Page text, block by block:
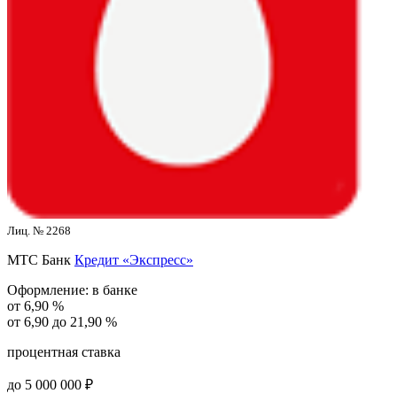
Лиц. № 2268
МТС Банк Кредит «Экспресс»
Оформление: в банке
от 6,90 %
от 6,90 до 21,90 %
процентная ставка
до 5 000 000 ₽